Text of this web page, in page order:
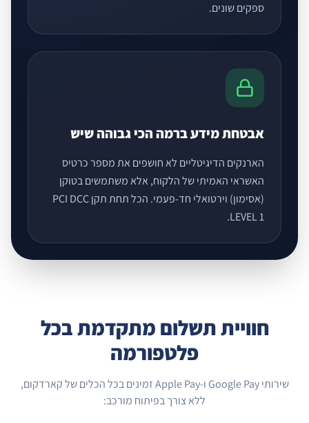
ספקים שונים.
אבטחת מידע ברמה הכי גבוהה שיש
הארנקים הדיגיטליים לא חושפים את מספר כרטיס
האשראי האמיתי של הלקוח, אלא משתמשים בטוקן
(אסימון) וירטואלי חד-פעמי. הכל תחת תקן PCI DCC
LEVEL 1.
חוויית תשלום מתקדמת בכל
פלטפורמה
שירותי Google Pay ו-Apple Pay זמינים בכל הכלים של קארדקום,
ללא צורך בפיתוח מורכב: